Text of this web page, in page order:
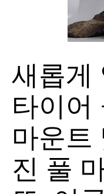
새롭게
타이어
마운트
진 풀